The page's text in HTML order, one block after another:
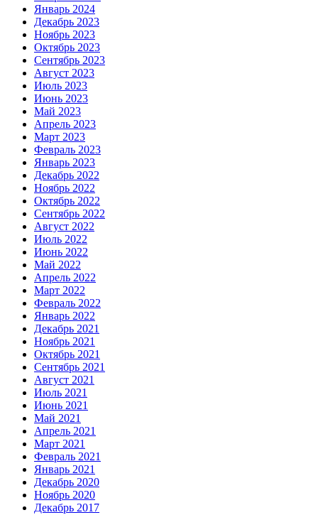
Январь 2024
Декабрь 2023
Ноябрь 2023
Октябрь 2023
Сентябрь 2023
Август 2023
Июль 2023
Июнь 2023
Май 2023
Апрель 2023
Март 2023
Февраль 2023
Январь 2023
Декабрь 2022
Ноябрь 2022
Октябрь 2022
Сентябрь 2022
Август 2022
Июль 2022
Июнь 2022
Май 2022
Апрель 2022
Март 2022
Февраль 2022
Январь 2022
Декабрь 2021
Ноябрь 2021
Октябрь 2021
Сентябрь 2021
Август 2021
Июль 2021
Июнь 2021
Май 2021
Апрель 2021
Март 2021
Февраль 2021
Январь 2021
Декабрь 2020
Ноябрь 2020
Декабрь 2017